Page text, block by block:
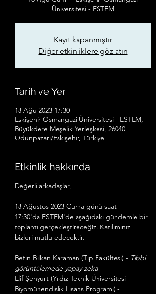
Üniversitesi - ESTEM
Kayıt kapanmıştır
Diğer etkinliklere göz atın
Tarih ve Yer
18 Ağu 2023 17:30
Eskişehir Osmangazi Üniversitesi - ESTEM,
Büyükdere Meşelik Yerleşkesi, 26040
Odunpazarı/Eskişehir, Türkiye
Etkinlik hakkında
Değerli arkadaşlar,
18 Ağustos 2023 Cuma günü saat
17:30'da ESTEM'de aşağıdaki gündemle bir
toplantı gerçekleştireceğiz. Katılımınız
bizleri mutlu edecektir.
Betin Bilkan Karaman (Tıp Fakültesi) - Tıbbi
görüntülemede yapay zeka
Elif Şenyurt (Yıldız Teknik Üniversitesi
Biyomühendislik Lisans Programı) -